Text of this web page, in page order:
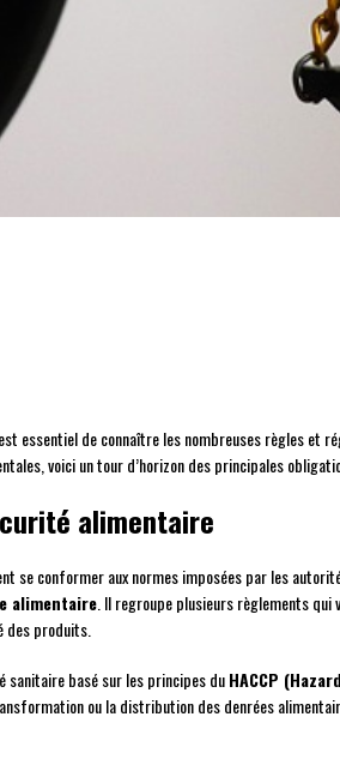
essentiel de connaître les nombreuses règles et
voici un tour d’horizon des principales
alimentaire
conformer aux normes imposées par les
alimentaire. Il regroupe plusieurs règlements qui
des produits.
sanitaire basé sur les principes duHACCP
ou la distribution des denrées